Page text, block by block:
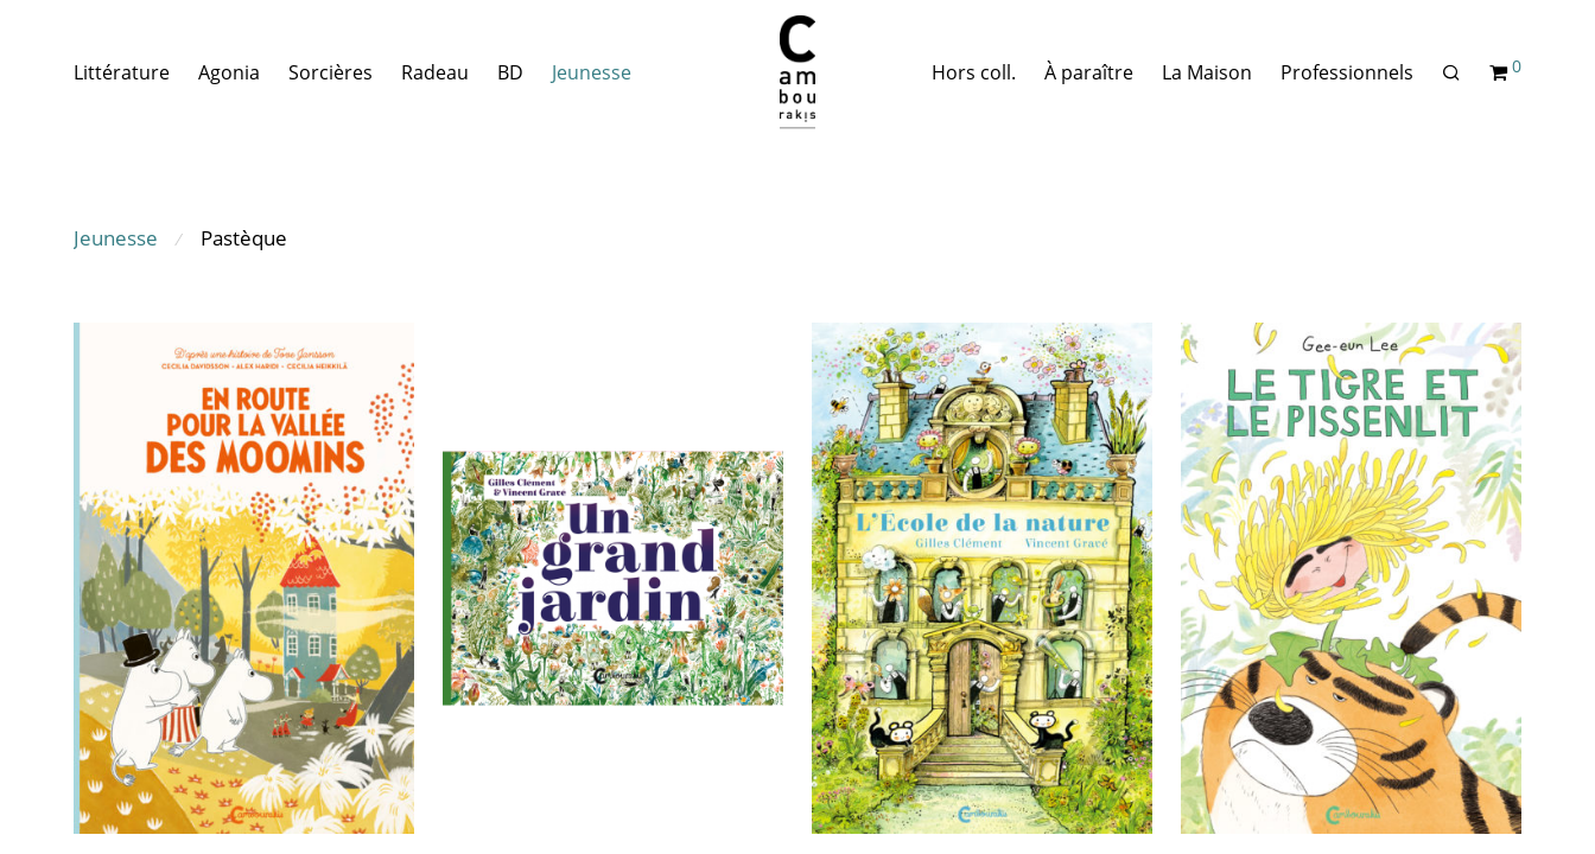
Littérature Agonia Sorcières Radeau BD Jeunesse Hors coll. À paraître La Maison Professionnels 0
Jeunesse ⁄ Pastèque